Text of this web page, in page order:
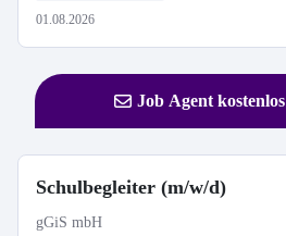
01.08.2026
Job Agent
Schulbegleiter (m/w/d)
gGiS mbH